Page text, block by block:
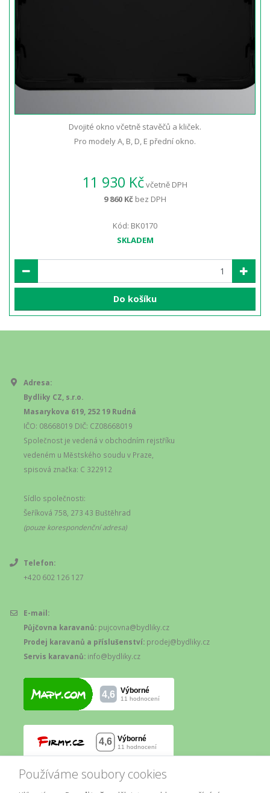
Používáme soubory cookies
Dvojité okno včetně stavěčů a kliček.
Pro modely A, B, D, E přední okno.
11 930 Kčvčetně DPH
9 860 Kč bez DPH
Kód: BK0170
SKLADEM
Do košíku
Adresa:
Bydliky CZ, s.r.o.
Masarykova 619, 252 19 Rudná
IČO: 08668019 DIČ: CZ08668019
Společnost je vedená v obchodním rejstříku
vedeném u Městského soudu v Praze,
spisová značka: C 322912
Sídlo společnosti:
Šeříková 758, 273 43 Buštěhrad
(pouze korespondenční adresa)
Telefon:
+420 602 126 127
E-mail:
Půjčovna karavanů: pujcovna@bydliky.cz
Prodej karavanů a příslušenství: prodej@bydliky.cz
Servis karavanů: info@bydliky.cz